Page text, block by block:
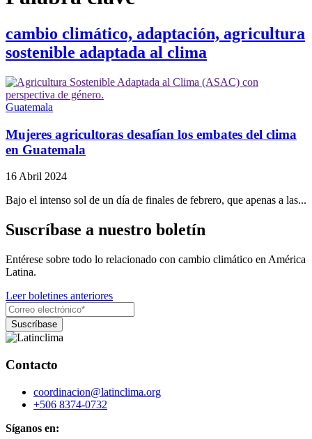
cambio climático, adaptación, agricultura
sostenible adaptada al clima
Guatemala
Mujeres agricultoras desafían los embates del clima
en Guatemala
16 Abril 2024
Bajo el intenso sol de un día de finales de febrero, que apenas a las...
Suscríbase a nuestro boletín
Entérese sobre todo lo relacionado con cambio climático en América
Latina.
Leer boletines anteriores
Contacto
coordinacion@latinclima.org
+506 8374-0732
Síganos en: